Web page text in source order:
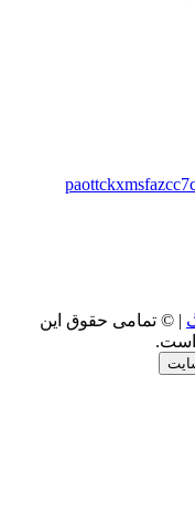
| © تمامی حقوق این
است.